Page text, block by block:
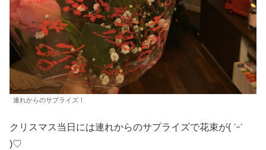
連れからのサプライズ！
クリスマス当日には連れからのサプライズで花束が( ˊᵕˋ
)♡